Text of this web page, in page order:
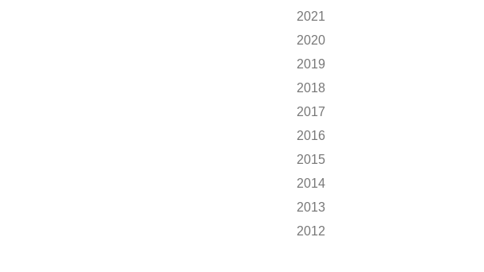
2021
2020
2019
2018
2017
2016
2015
2014
2013
2012